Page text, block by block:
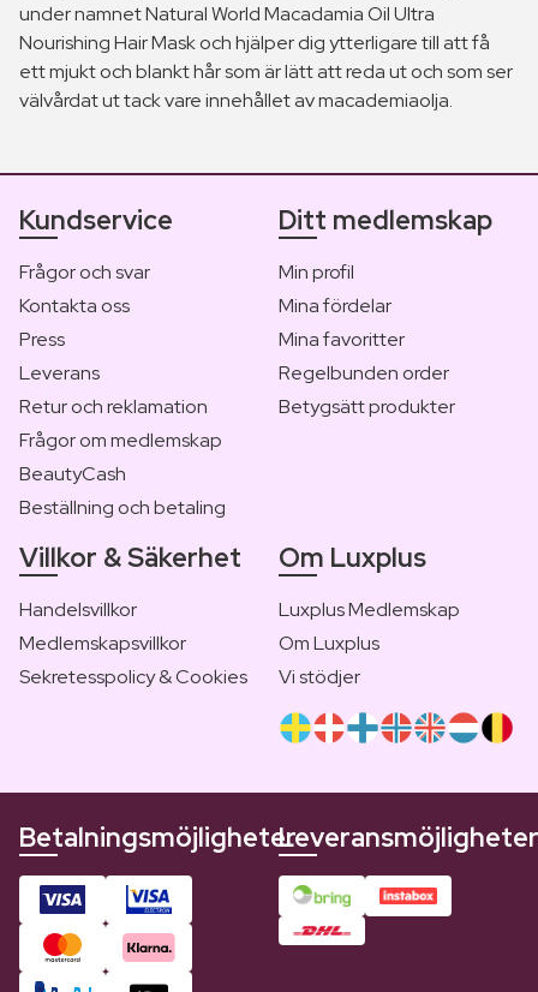
under namnet Natural World Macadamia Oil Ultra
Nourishing Hair Mask och hjälper dig ytterligare till att få
ett mjukt och blankt hår som är lätt att reda ut och som ser
välvårdat ut tack vare innehållet av macademiaolja.
Kundservice
Frågor och svar
Kontakta oss
Press
Leverans
Retur och reklamation
Frågor om medlemskap
BeautyCash
Beställning och betaling
Ditt medlemskap
Min profil
Mina fördelar
Mina favoritter
Regelbunden order
Betygsätt produkter
Villkor & Säkerhet
Handelsvillkor
Medlemskapsvillkor
Sekretesspolicy & Cookies
Om Luxplus
Luxplus Medlemskap
Om Luxplus
Vi stödjer
BetalningsmöjligheterLeveransmöjligheter